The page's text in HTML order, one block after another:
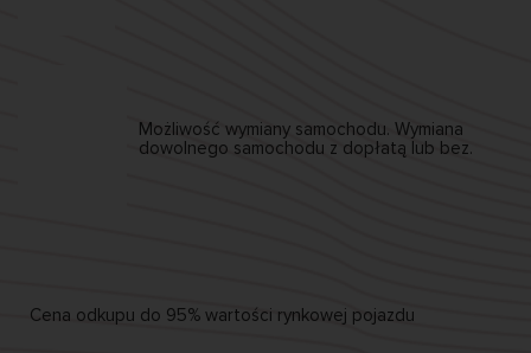
Możliwość wymiany samochodu. Wymiana
dowolnego samochodu z dopłatą lub bez.
Cena odkupu do 95% wartości rynkowej pojazdu